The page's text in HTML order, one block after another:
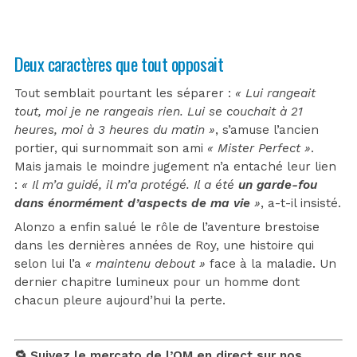
Deux caractères que tout opposait
Tout semblait pourtant les séparer : « Lui rangeait
tout, moi je ne rangeais rien. Lui se couchait à 21
heures, moi à 3 heures du matin », s’amuse l’ancien
portier, qui surnommait son ami « Mister Perfect ».
Mais jamais le moindre jugement n’a entaché leur lien
: « Il m’a guidé, il m’a protégé. Il a été un garde-fou
dans énormément d’aspects de ma vie », a-t-il insisté.
Alonzo a enfin salué le rôle de l’aventure brestoise
dans les dernières années de Roy, une histoire qui
selon lui l’a « maintenu debout » face à la maladie. Un
dernier chapitre lumineux pour un homme dont
chacun pleure aujourd’hui la perte.